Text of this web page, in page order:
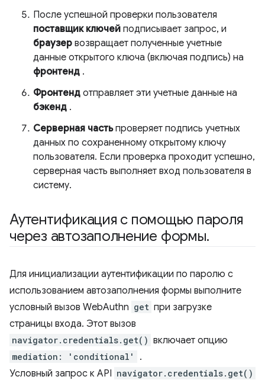
После успешной проверки пользователя
поставщик ключей подписывает запрос, и
браузер возвращает полученные учетные
данные открытого ключа (включая подпись) на
фронтенд .
Фронтенд отправляет эти учетные данные на
бэкенд .
Серверная частьпроверяет подпись учетных
данных по сохраненному открытому ключу
пользователя. Если проверка проходит успешно,
серверная часть выполняет вход пользователя в
систему.
Аутентификация с помощью пароля
через автозаполнение формы.
Для инициализации аутентификации по паролю с
использованием автозаполнения формы выполните
условный вызов WebAuthn get при загрузке
страницы входа. Этот вызов
navigator.credentials.get() включает опцию
mediation: 'conditional'
.
Условный запрос к API navigator.credentials.get()